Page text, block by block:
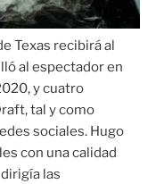
Texas recibirá al
al espectador en
y cuatro
tal y como
sociales. Hugo
con una calidad
las